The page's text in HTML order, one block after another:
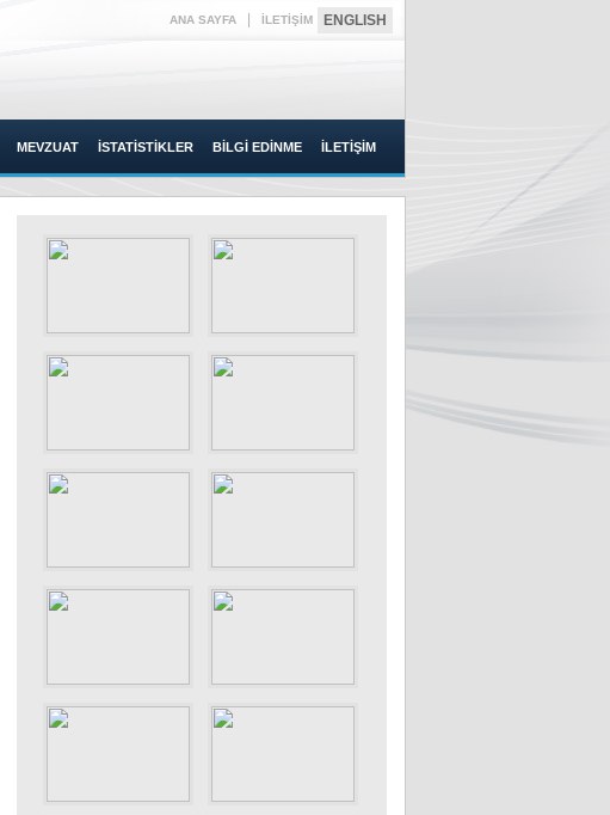
ANA SAYFA İLETİŞİM ENGLISH
MEVZUAT İSTATİSTİKLER BİLGİ EDİNME İLETİŞİM